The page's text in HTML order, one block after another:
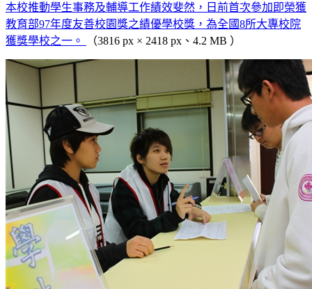
本校推動學生事務及輔導工作績效斐然，日前首次參加即榮獲
教育部97年度友善校園獎之績優學校獎，為全國8所大專校院
獲獎學校之一。
（3816 px × 2418 px、4.2 MB ）